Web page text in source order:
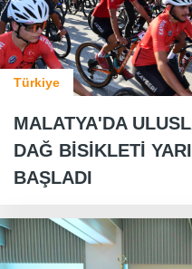
Türkiye
MALATYA'DA
DAĞ BİSİKLETİ
BAŞLADI